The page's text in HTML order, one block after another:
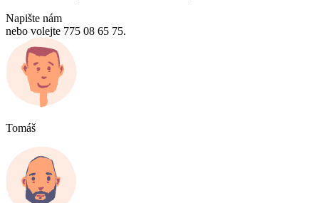
Napište nám
nebo volejte 775 08 65 75.
Tomáš